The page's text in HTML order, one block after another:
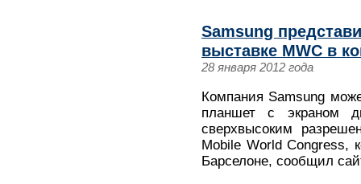
Samsung
выставке MWC в
28 января 2012 года
Компания Samsung
планшет с экраном
сверхвысоким
Mobile World Congress,
Барселоне, сообщил